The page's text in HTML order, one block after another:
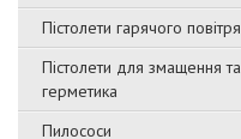
Пістолети гарячого повітря
Пістолети для змащення та
герметика
Пилососи